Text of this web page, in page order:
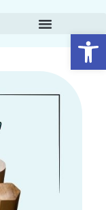
פתח סרגל נגישות